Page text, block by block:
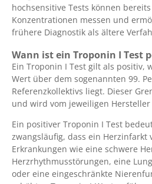
hochsensitive Tests können
Konzentrationen messen und
frühere Diagnostik als ältere
Wann ist ein Troponin I Test
Ein Troponin I Test gilt als positiv,
Wert über dem sogenannten 99.
Referenzkollektivs liegt. Dieser
und wird vom jeweiligen Hersteller
Ein positiver Troponin I Test
zwangsläufig, dass ein Herzinfarkt
Erkrankungen wie eine schwere
Herzrhythmusstörungen, eine
oder eine eingeschränkte